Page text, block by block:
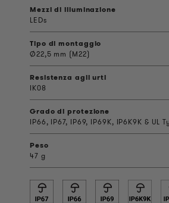
Mezzi di illuminazione
LEDs
Tipo di montaggio
Ø22,5 mm (M22)
Resistenza agli urti
IK08
Grado di protezione
IP66, IP67, IP69, IP69K, IP6K9K & UL
Peso
47 g